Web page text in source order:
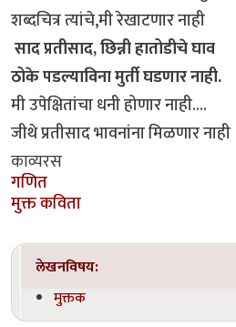
शब्दचित्र त्यांचे,मी रेखाटणार नाही
साद प्रतीसाद, छिन्नी हातोडीचे घाव
ठोके पडल्याविना मुर्ती घडणार नाही.
मी उपेक्षितांचा धनी होणार नाही....
जीथे प्रतीसाद भावनांना मिळणार नाही
काव्यरस
गणित
मुक्त कविता
लेखनविषय:
मुक्तक